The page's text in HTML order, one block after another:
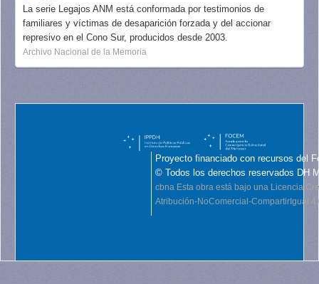
La serie Legajos ANM está conformada por testimonios de
familiares y víctimas de desaparición forzada y del accionar
represivo en el Cono Sur, producidos desde 2003.
Archivo Nacional de la Memoria
Proyecto financiado con recursos del
© Todos los derechos reservados DH
cbna Esta obra está bajo una Licencia
Atribución-NoComercial-CompartirIgual